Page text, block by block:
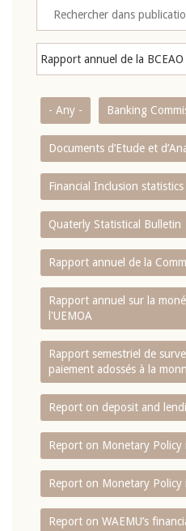
- Any - Banking
Documents d’Etude et
Financial Inclusion statistics
Quaterly Statistical Bulletin
Rapport annuel de la
Rapport annuel sur la
l'UEMOA
Rapport semestriel de
paiement adossés à la
Report on deposit and
Report on Monetary Policy
Report on Monetary Policy
Report on WAEMU’s